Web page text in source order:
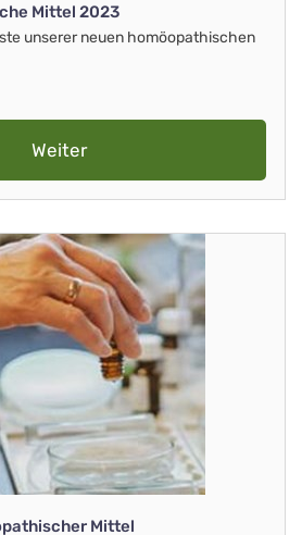
Mittel 2023
unserer neuen homöopathischen
Weiter
Mittel